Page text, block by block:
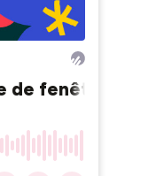
de fenêtre et